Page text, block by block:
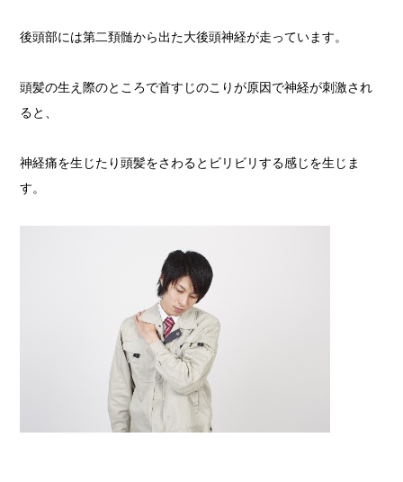
後頭部には第二頚髄から出た大後頭神経が走っています。
頭髪の生え際のところで首すじのこりが原因で神経が刺激され
ると、
神経痛を生じたり頭髪をさわるとビリビリする感じを生じま
す。